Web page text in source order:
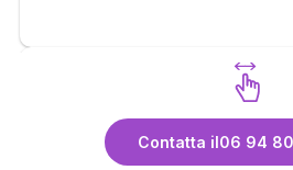
contattarla. Si va addirittura oltre la
delle carte perché è una persona
leggendoti dentro riesce anche a
consigliarti e a metterti sulla
Io non posso che ringraziarla.
Contatta il06 94